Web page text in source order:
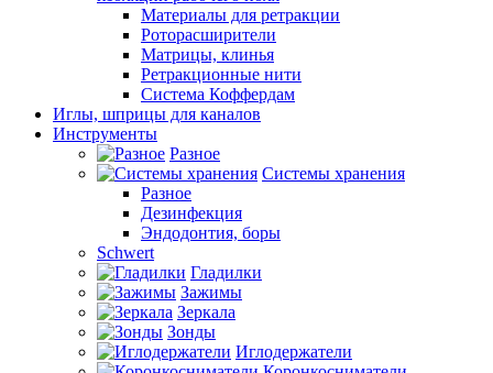
Материалы для ретракции
Роторасширители
Матрицы, клинья
Ретракционные нити
Система Коффердам
Иглы, шприцы для каналов
Инструменты
Разное
Системы хранения
Разное
Дезинфекция
Эндодонтия, боры
Schwert
Гладилки
Зажимы
Зеркала
Зонды
Иглодержатели